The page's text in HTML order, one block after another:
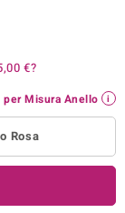
€?
per Misura Anello
Rosa